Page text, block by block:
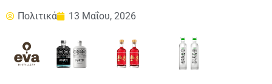
Πολιτικά 13 Μαΐου, 2026